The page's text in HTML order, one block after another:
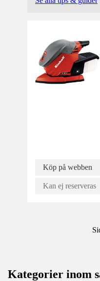
Köp på webben
Kan ej reserveras
Kategorier inom